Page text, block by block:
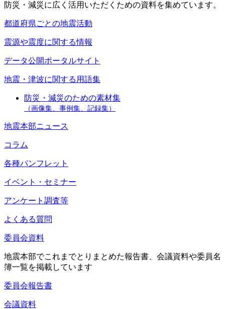
防災・減災に広く活用いただくための資料を集めています。
都道府県ごとの地震活動
震源や震度に関する情報
データ公開ポータルサイト
地震・津波に関する用語集
防災・減災のための素材集
（画像集、事例集、記録集）
地震本部ニュース
コラム
各種パンフレット
イベント・セミナー
アンケート調査等
よくある質問
委員会資料
地震本部でこれまでとりまとめた報告書、会議資料や委員名
簿一覧を掲載しています
委員会報告書
会議資料